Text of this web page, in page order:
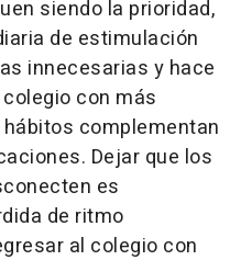
siendo la prioridad,
de estimulación
innecesarias y hace
con más
complementan
Dejar que los
es
de ritmo
al colegio con